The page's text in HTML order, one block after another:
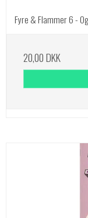
Fyre & Flammer 6 -
20,00 DKK